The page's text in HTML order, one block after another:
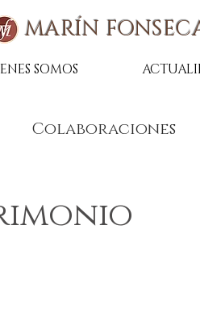
MARÍN
SOMOS
Colaboraciones